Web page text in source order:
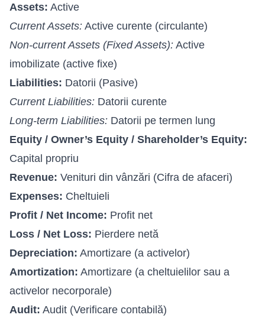
Assets: Active
Current Assets: Active curente (circulante)
Non-current Assets (Fixed Assets): Active
imobilizate (active fixe)
Liabilities: Datorii (Pasive)
Current Liabilities: Datorii curente
Long-term Liabilities: Datorii pe termen lung
Equity / Owner’s Equity / Shareholder’s Equity:
Capital propriu
Revenue: Venituri din vânzări (Cifra de afaceri)
Expenses: Cheltuieli
Profit / Net Income: Profit net
Loss / Net Loss: Pierdere netă
Depreciation: Amortizare (a activelor)
Amortization: Amortizare (a cheltuielilor sau a
activelor necorporale)
Audit: Audit (Verificare contabilă)